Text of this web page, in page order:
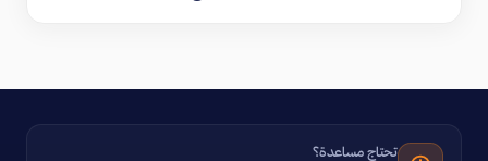
تحتاج مساعدة؟